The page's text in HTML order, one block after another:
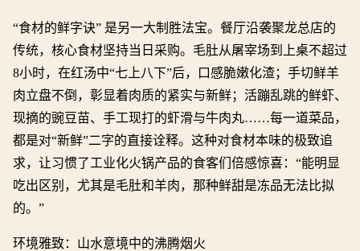
“食材的鲜字诀” 是另一大制胜法宝。餐厅沿袭聚龙总店的
传统，核心食材坚持当日采购。毛肚从屠宰场到上桌不超过
8小时，在红汤中“七上八下”后，口感脆嫩化渣；手切鲜羊
肉立盘不倒，彰显着肉质的紧实与新鲜；活蹦乱跳的鲜虾、
现摘的豌豆苗、手工现打的虾滑与牛肉丸……每一道菜品，
都是对“新鲜”二字的直接诠释。这种对食材本味的极致追
求，让习惯了工业化火锅产品的食客们倍感惊喜：“能明显
吃出区别，尤其是毛肚和羊肉，那种鲜甜是冻品无法比拟
的。”
环境雅致：山水意境中的沸腾烟火